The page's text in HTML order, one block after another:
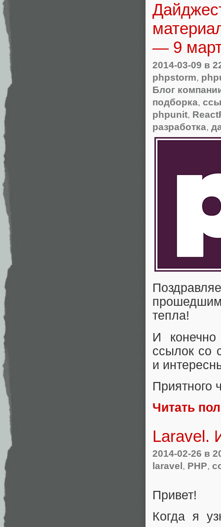
— 9
2014-03-09 в
phpstorm,
Блог
подборка,
phpunit,
разработка,
тепла!
И
ссылок со
и
Приятного
Читать
Laravel.
2014-02-26 в
laravel, PHP,
Привет!
Когда я